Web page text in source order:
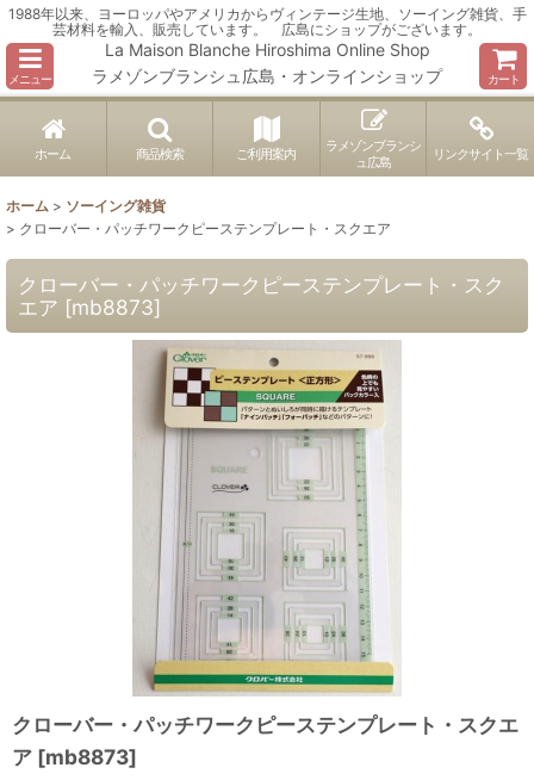
1988年以来、ヨーロッパやアメリカからヴィンテージ生地、ソーイング雑貨、手
芸材料を輸入、販売しています。 広島にショップがございます。
メニュー
La Maison Blanche Hiroshima Online Shop
ラメゾンブランシュ広島・オンラインショップ
カート
ホーム 商品検索 ご利用案内
ラメゾンブランシ
ュ広島
リンクサイト一覧
ホーム > ソーイング雑貨
> クローバー・パッチワークピーステンプレート・スクエア
クローバー・パッチワークピーステンプレート・スク
エア [mb8873]
クローバー・パッチワークピーステンプレート・スクエ
ア [mb8873]